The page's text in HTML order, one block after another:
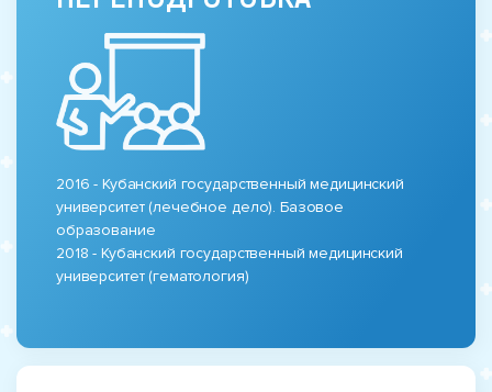
2016 - Кубанский государственный медицинский
университет (лечебное дело). Базовое
образование
2018 - Кубанский государственный медицинский
университет (гематология)